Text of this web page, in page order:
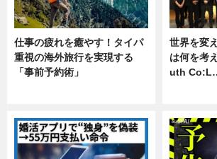
仕事の疲れを癒やす！タイパ
重視の海外旅行を実現する
「事前予約術」
世界を変
は何を考
uth